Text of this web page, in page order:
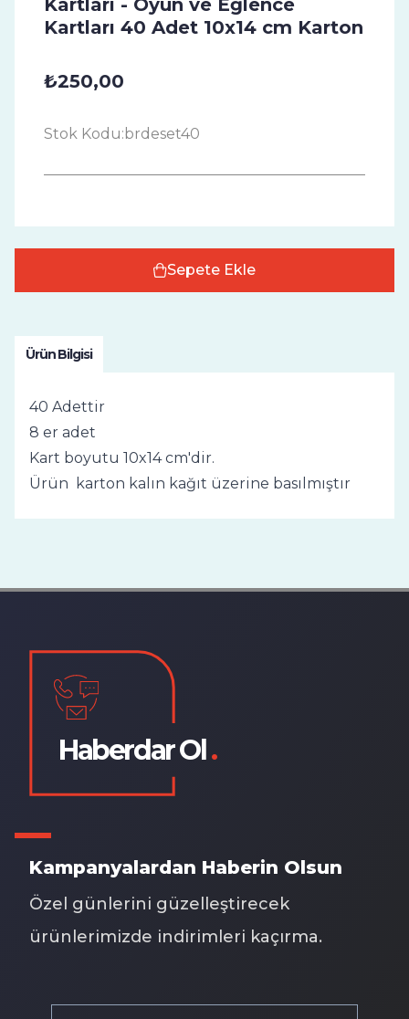
Kartları - Oyun ve Eğlence
Kartları 40 Adet 10x14 cm Karton
₺250,00
Stok Kodu: brdeset40
Sepete Ekle
Ürün Bilgisi
40 Adettir
8 er adet
Kart boyutu 10x14 cm'dir.
Ürün karton kalın kağıt üzerine basılmıştır
Haberdar Ol.
Kampanyalardan Haberin Olsun
Özel günlerini güzelleştirecek
ürünlerimizde indirimleri kaçırma.